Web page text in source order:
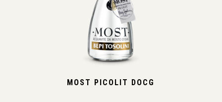
MOST PICOLIT DOCG